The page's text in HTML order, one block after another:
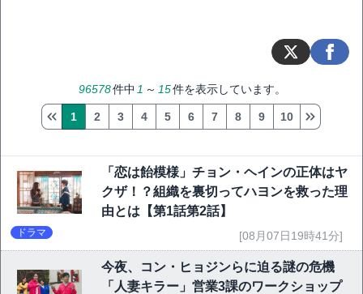
96578件中 1 ～ 15件を表示しています。
1 2 3 4 5 6 7 8 9 10
「恋は飴模様」チョン・ヘインの正体はヤ
クザ！？組織を裏切ってハヨンを救った理
由とは【第1話第2話】
ドラマ [08月07日19時41分]
今夜、コン・ヒョジンらに迫る謎の危機
「人妻キラー」営業3課のワークショップ